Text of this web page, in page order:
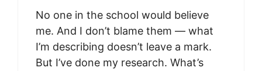
No one in the school would believe
me. And I don’t blame them — what
I’m describing doesn’t leave a mark.
But I’ve done my research. What’s